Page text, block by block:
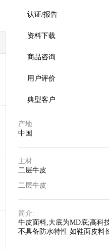
认证/报告
资料下载
商品咨询
用户评价
典型客户
产地:
中国
主材:
二层牛皮
二层牛皮
简介:
牛皮面料,大底为MD底;高科
不具备防水特性 如鞋面皮料